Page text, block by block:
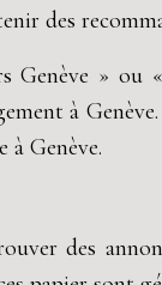
des
»
à
Genève.
des